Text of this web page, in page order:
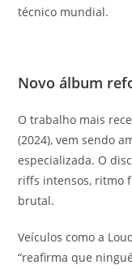
técnico mundial.
Novo álbum
O trabalho mais
(2024), vem sendo
especializada. O
riffs intensos, ritmo
brutal.
Veículos como a
“reafirma que